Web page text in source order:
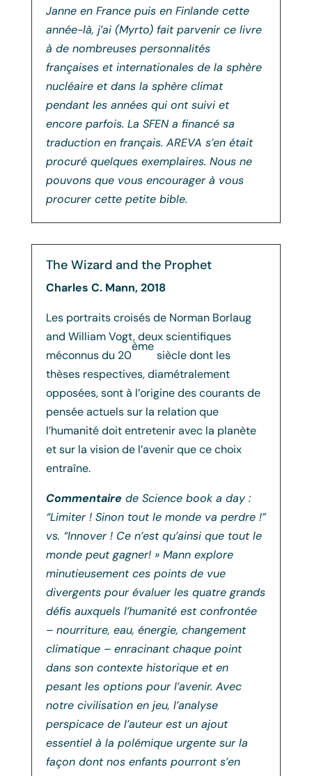
Janne en France puis en Finlande cette
année-là, j’ai (Myrto) fait parvenir ce livre
à de nombreuses personnalités
françaises et internationales de la sphère
nucléaire et dans la sphère climat
pendant les années qui ont suivi et
encore parfois. La SFEN a financé sa
traduction en français. AREVA s’en était
procuré quelques exemplaires. Nous ne
pouvons que vous encourager à vous
procurer cette petite bible.
The Wizard and the Prophet
Charles C. Mann, 2018
Les portraits croisés de Norman Borlaug
and William Vogt, deux scientifiques
méconnus du 20
ème
siècle dont les
thèses respectives, diamétralement
opposées, sont à l’origine des courants de
pensée actuels sur la relation que
l’humanité doit entretenir avec la planète
et sur la vision de l’avenir que ce choix
entraîne.
Commentaire de Science book a day :
“Limiter ! Sinon tout le monde va perdre !”
vs. “Innover ! Ce n’est qu’ainsi que tout le
monde peut gagner! » Mann explore
minutieusement ces points de vue
divergents pour évaluer les quatre grands
défis auxquels l’humanité est confrontée
– nourriture, eau, énergie, changement
climatique – enracinant chaque point
dans son contexte historique et en
pesant les options pour l’avenir. Avec
notre civilisation en jeu, l’analyse
perspicace de l’auteur est un ajout
essentiel à la polémique urgente sur la
façon dont nos enfants pourront s’en